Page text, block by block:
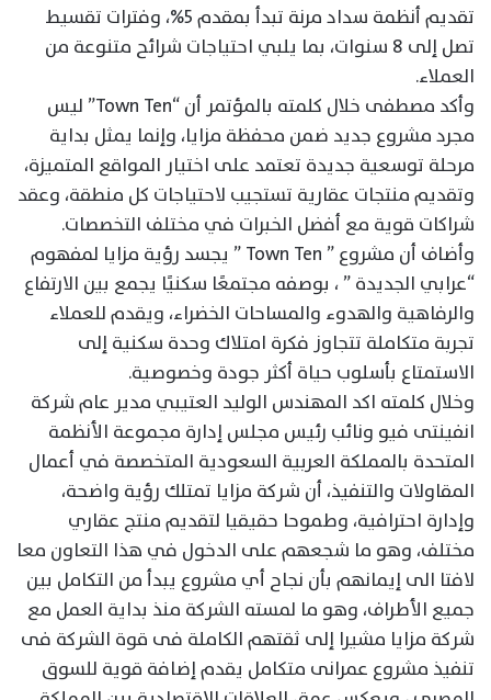
تقديم أنظمة سداد مرنة تبدأ بمقدم 5%، وفترات تقسيط
تصل إلى 8 سنوات، بما يلبي احتياجات شرائح متنوعة من
العملاء.
وأكد مصطفى خلال كلمته بالمؤتمر أن “Town Ten” ليس
مجرد مشروع جديد ضمن محفظة مزايا، وإنما يمثل بداية
مرحلة توسعية جديدة تعتمد على اختيار المواقع المتميزة،
وتقديم منتجات عقارية تستجيب لاحتياجات كل منطقة، وعقد
شراكات قوية مع أفضل الخبرات في مختلف التخصصات.
وأضاف أن مشروع ” Town Ten ” يجسد رؤية مزايا لمفهوم
“عرابي الجديدة ” ، بوصفه مجتمعًا سكنيًا يجمع بين الارتفاع
والرفاهية والهدوء والمساحات الخضراء، ويقدم للعملاء
تجربة متكاملة تتجاوز فكرة امتلاك وحدة سكنية إلى
الاستمتاع بأسلوب حياة أكثر جودة وخصوصية.
وخلال كلمته اكد المهندس الوليد العتيبي مدير عام شركة
انفينتى فيو ونائب رئيس مجلس إدارة مجموعة الأنظمة
المتحدة بالمملكة العربية السعودية المتخصصة في أعمال
المقاولات والتنفيذ، أن شركة مزايا تمتلك رؤية واضحة،
وإدارة احترافية، وطموحا حقيقيا لتقديم منتج عقاري
مختلف، وهو ما شجعهم على الدخول في هذا التعاون معا
لافتا الى إيمانهم بأن نجاح أي مشروع يبدأ من التكامل بين
جميع الأطراف، وهو ما لمسته الشركة منذ بداية العمل مع
شركة مزايا مشيرا إلى ثقتهم الكاملة فى قوة الشركة فى
تنفيذ مشروع عمرانى متكامل يقدم إضافة قوية للسوق